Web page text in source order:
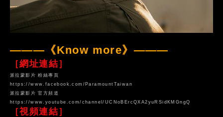
———《Know more》———
［網址連結］
派拉蒙影片 粉絲專頁
https://www.facebook.com/ParamountTaiwan
派拉蒙影片 官方頻道
https://www.youtube.com/channel/UCNoBErcQXA2yuRSidKMGngQ
［視頻連結］